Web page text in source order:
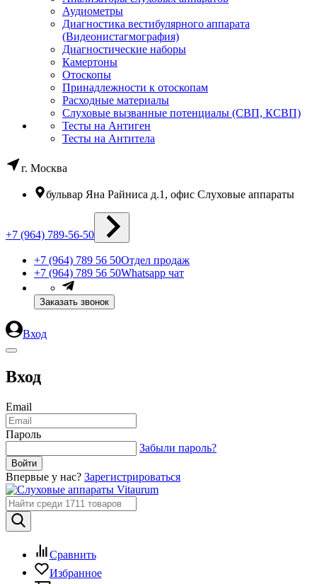
Аудиометры
Диагностика вестибулярного аппарата
(Видеонистагмография)
Диагностические наборы
Камертоны
Отоскопы
Принадлежности к отоскопам
Расходные материалы
Слуховые вызванные потенциалы (СВП, КСВП)
Тесты на Антиген
Тесты на Антитела
г. Москва
бульвар Яна Райниса д.1, офис Слуховые аппараты
+7 (964) 789-56-50
+7 (964) 789 56 50Отдел продаж
+7 (964) 789 56 50Whatsapp чат
Заказать звонок
Вход
Вход
Email
Пароль
Забыли пароль?
Впервые у нас? Зарегистрироваться
Сравнить
Избранное